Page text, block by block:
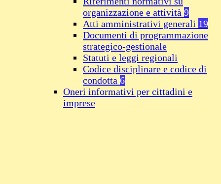
organizzazione e attività 9
Atti amministrativi generali 19
Documenti di programmazione
strategico-gestionale
Statuti e leggi regionali
Codice disciplinare e codice di
condotta 6
Oneri informativi per cittadini e
imprese